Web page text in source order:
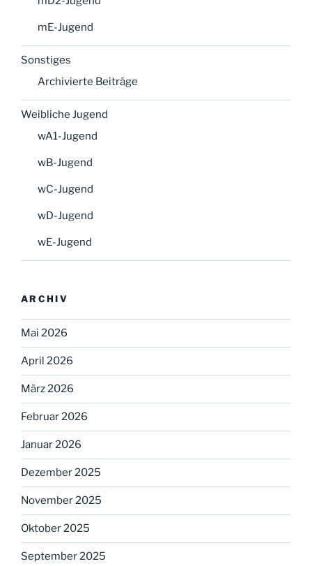
mE-Jugend
Sonstiges
Archivierte Beiträge
Weibliche Jugend
wA1-Jugend
wB-Jugend
wC-Jugend
wD-Jugend
wE-Jugend
ARCHIV
Mai 2026
April 2026
März 2026
Februar 2026
Januar 2026
Dezember 2025
November 2025
Oktober 2025
September 2025